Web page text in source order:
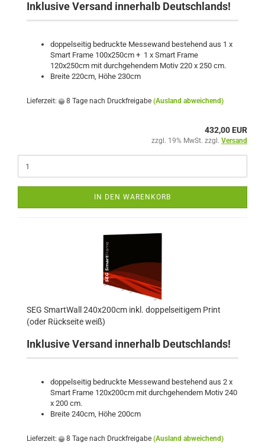
Inklusive Versand innerhalb Deutschlands!
doppelseitig bedruckte Messewand bestehend aus 1 x
Smart Frame 100x250cm + 1 x Smart Frame
120x250cm mit durchgehendem Motiv 220 x 250 cm.
Breite 220cm, Höhe 230cm
Lieferzeit: 8 Tage nach Druckfreigabe (Ausland abweichend)
432,00 EUR
zzgl. 19% MwSt. zzgl. Versand
IN DEN WARENKORB
SEG SmartWall 240x200cm inkl. doppelseitigem Print
(oder Rückseite weiß)
Inklusive Versand innerhalb Deutschlands!
doppelseitig bedruckte Messewand bestehend aus 2 x
Smart Frame 120x200cm mit durchgehendem Motiv 240
x 200 cm.
Breite 240cm, Höhe 200cm
Lieferzeit: 8 Tage nach Druckfreigabe (Ausland abweichend)